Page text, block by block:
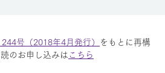
号（2018年4月発行） をもとに再構
のお申し込みはこちら